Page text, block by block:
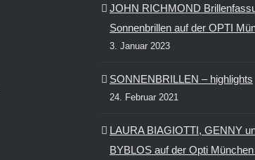
JOHN RICHMOND
Sonnenbrillen auf der OPTI
3. Januar 2023
SONNENBRILLEN – highlights
24. Februar 2021
LAURA BIAGIOTTI, GENNY
BYBLOS auf der Opti